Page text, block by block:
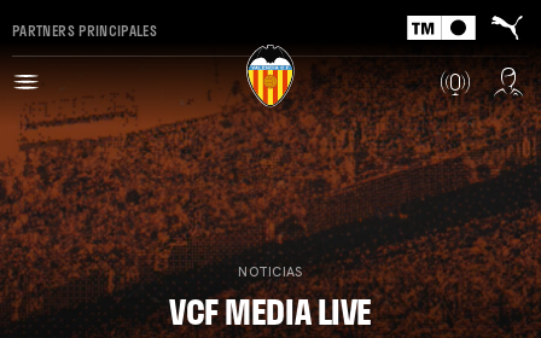
PARTNERS PRINCIPALES
NOTICIAS
VCF MEDIA LIVE